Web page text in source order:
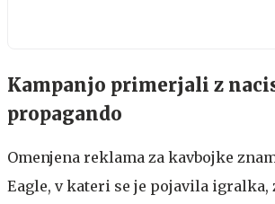
Kampanjo primerjali z
propagando
Omenjena reklama za kavbojke
Eagle, v kateri se je pojavila igralka,